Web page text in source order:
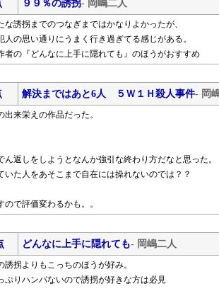
９９％の誘拐- 岡嶋二人
な誘拐までのつなぎまではかなりよかったが、
人の思い通りにうまく行き過ぎてる感じがある。
者の『どんなに上手に隠れても』のほうがおすすめ
解決まではあと6人 ５Ｗ１Ｈ殺人事件- 岡
出来栄えの作品だった。
ん返しをしようとなんか強引な終わり方だなと思った。
いた人をあそこまで自在には操れないのでは？？
ので評価変わるかも。。
どんなに上手に隠れても- 岡嶋二人
誘拐よりもこっちのほうが好み。
ぷりハンパないので誘拐が好きな方は必見